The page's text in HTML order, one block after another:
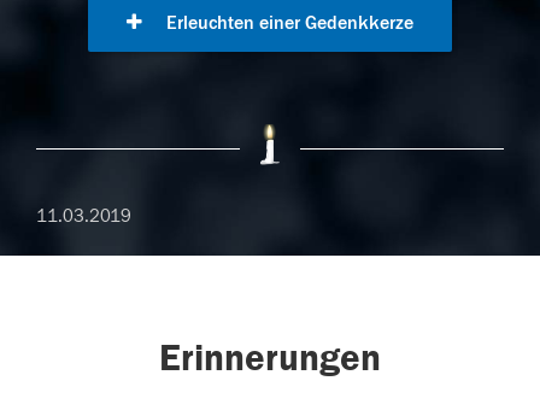
Erleuchten einer Gedenkkerze
11.03.2019
Erinnerungen